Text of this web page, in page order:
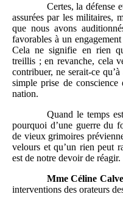
Certes, la défense
assurées par les militaires,
que nous avons
favorables à un
Cela ne signifie en rien
treillis ; en revanche, cela
contribuer, ne serait-ce
simple prise de
nation.
Quand le temps
pourquoi d’une guerre du
de vieux grimoires
velours et qu’un rien peut
est de notre devoir de réagir.
Mme Céline
interventions des orateurs